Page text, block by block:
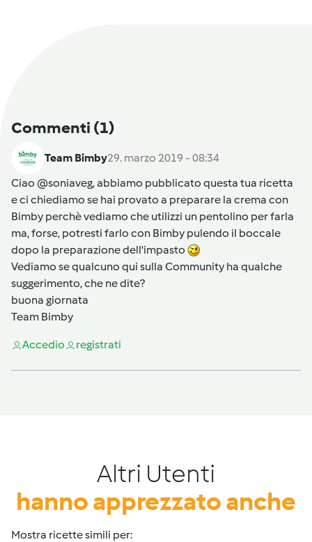
Commenti (1)
Team Bimby29. marzo 2019 - 08:34
Ciao @soniaveg, abbiamo pubblicato questa tua ricetta
e ci chiediamo se hai provato a preparare la crema con
Bimby perchè vediamo che utilizzi un pentolino per farla
ma, forse, potresti farlo con Bimby pulendo il boccale
dopo la preparazione dell'impasto
Vediamo se qualcuno qui sulla Community ha qualche
suggerimento, che ne dite?
buona giornata
Team Bimby
Accedio registrati
Altri Utenti
hanno apprezzato anche
Mostra ricette simili per: